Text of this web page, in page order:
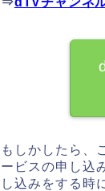
もしかしたら、
ービスの申し込
し込みをする時